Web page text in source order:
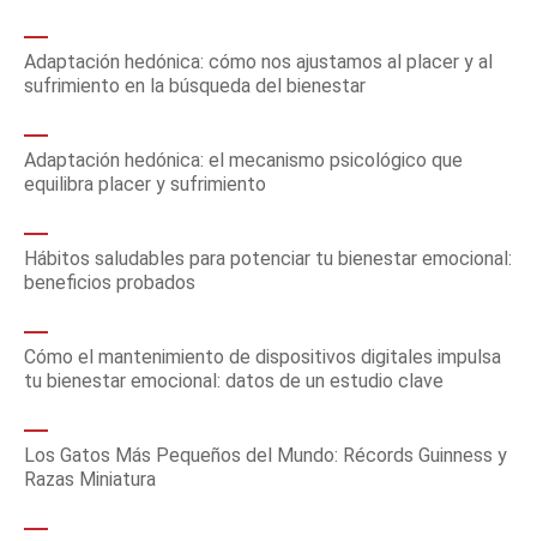
Adaptación hedónica: cómo nos ajustamos al placer y al
sufrimiento en la búsqueda del bienestar
Adaptación hedónica: el mecanismo psicológico que
equilibra placer y sufrimiento
Hábitos saludables para potenciar tu bienestar emocional:
beneficios probados
Cómo el mantenimiento de dispositivos digitales impulsa
tu bienestar emocional: datos de un estudio clave
Los Gatos Más Pequeños del Mundo: Récords Guinness y
Razas Miniatura